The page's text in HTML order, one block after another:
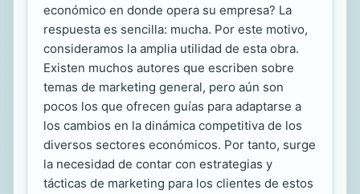
económico en donde opera su empresa? La
respuesta es sencilla: mucha. Por este motivo,
consideramos la amplia utilidad de esta obra.
Existen muchos autores que escriben sobre
temas de marketing general, pero aún son
pocos los que ofrecen guías para adaptarse a
los cambios en la dinámica competitiva de los
diversos sectores económicos. Por tanto, surge
la necesidad de contar con estrategias y
tácticas de marketing para los clientes de estos